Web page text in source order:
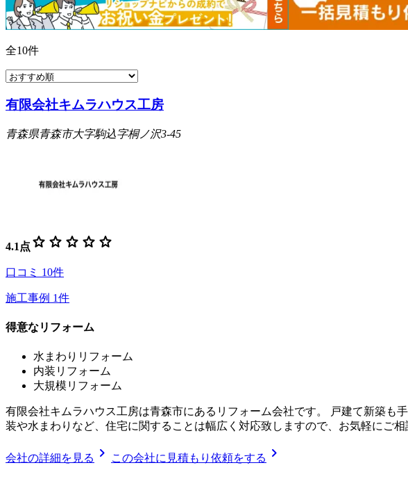
全10件
有限会社キムラハウス工房
青森県青森市大字駒込字桐ノ沢3-45
4.1 点 star star star star star
口コミ 10件
施工事例 1件
得意なリフォーム
水まわりリフォーム
内装リフォーム
大規模リフォーム
有限会社キムラハウス工房は青森市にあるリフォーム会社です。 戸建て新築
装や水まわりなど、住宅に関することは幅広く対応致しますので、お気軽にご相
会社の詳細を見る chevron_right この会社に見積もり依頼をする chevron_right